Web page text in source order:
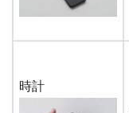
時計